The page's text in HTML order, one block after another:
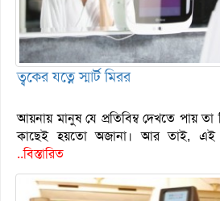
ত্বকের যত্নে স্মার্ট মিরর
আয়নায় মানুষ যে প্রতিবিম্ব দেখতে পায়
কাছেই হয়তো অজানা। আর তাই, এই
..বিস্তারিত